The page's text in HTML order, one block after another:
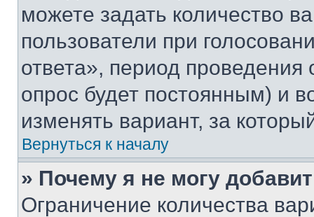
можете задать количество
пользователи при
ответа», период проведения
опрос будет постоянным) и
изменять вариант, за
Вернуться к началу
» Почему я не могу
Ограничение количества